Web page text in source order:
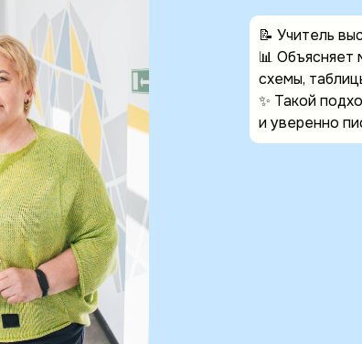
📝 Учитель
📊 Объясняет
схемы,
✨ Такой
и уверенно